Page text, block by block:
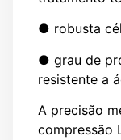
● robusta
● grau de
resistente a
A precisão
compressão